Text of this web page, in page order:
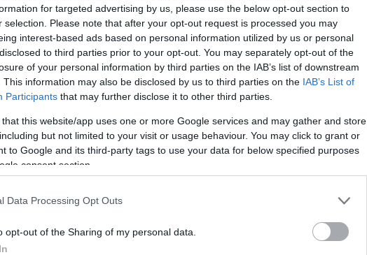
for targeted advertising by us, please use the below opt-out section to
selection. Please note that after your opt-out request is processed you may
interest-based ads based on personal information utilized by us or personal
to third parties prior to your opt-out. You may separately opt-out of the
of your personal information by third parties on the IAB’s list of downstream
This information may also be disclosed by us to third parties on the IAB’s List of
Participants that may further disclose it to other third parties.
that this website/app uses one or more Google services and may gather and store
but not limited to your visit or usage behaviour. You may click to grant or
to Google and its third-party tags to use your data for below specified purposes
consent section.
Data Processing Opt Outs
opt-out of the Sharing of my personal data.
Καταιγίδα Έογουιν σαρώνει την Ιρλανδία: Άνεμοι